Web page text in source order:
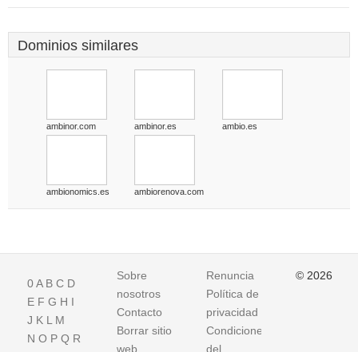
Dominios similares
ambinor.com ambinor.es ambio.es
ambionomics.es ambiorenova.com
0A B C D
E F G H I
J K L M
N O P Q R
Sobre
nosotros
Contacto
Borrar sitio
web
Renuncia
Política de
privacidad
Condiciones
del
© 2026